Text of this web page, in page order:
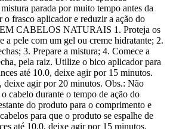
parada por muito tempo antes da
o frasco aplicador e reduzir a ação do
CABELOS NATURAIS 1. Proteja os
a pele com um gel ou creme hidratante; 2.
3. Prepare a mistura; 4. Comece a
pela raiz. Utilize o bico aplicador para
até 10.0, deixe agir por 15 minutos.
deixe agir por 20 minutos. Obs.: Não
cabelo durante o tempo de ação do
do produto para o comprimento e
para que o produto se espalhe de
até 10.0, deixe agir por 15 minutos.